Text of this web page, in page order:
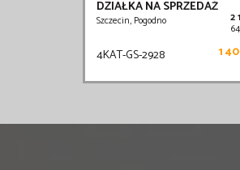
DZIAŁKA NA SPRZEDAŻ
Szczecin, Pogodno 2
4KAT-GS-2928 1